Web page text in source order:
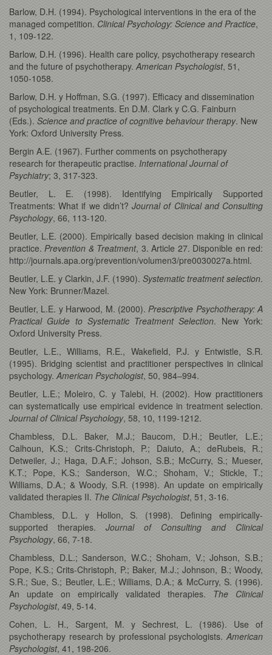
Barlow, D.H. (1994). Psychological interventions in the era of the
managed competition. Clinical Psychology: Science and Practice,
1, 109-122.
Barlow, D.H. (1996). Health care policy, psychotherapy research
and the future of psychotherapy.American Psychologist, 51,
1050-1058.
Barlow, D.H. y Hoffman, S.G. (1997). Efficacy and dissemination
of psychological treatments. En D.M. Clark y C.G. Fainburn
(Eds.). Science and practice of cognitive behaviour therapy. New
York: Oxford University Press.
Bergin A.E. (1967). Further comments on psychotherapy
research for therapeutic practise. International Journal of
Psychiatry; 3, 317-323.
Beutler, L. E. (1998). Identifying Empirically Supported
Treatments: What if we didn’t?Journal of Clinical and Consulting
Psychology, 66, 113-120.
Beutler, L.E. (2000). Empirically based decision making in clinical
practice.Prevention & Treatment, 3. Article 27. Disponible en red:
http://journals.apa.org/prevention/volumen3/pre0030027a.html.
Beutler, L.E. y Clarkin, J.F. (1990). Systematic treatment selection.
New York: Brunner/Mazel.
Beutler, L.E. y Harwood, M. (2000).Prescriptive Psychotherapy: A
Practical Guide to Systematic Treatment Selection. New York:
Oxford University Press.
Beutler, L.E., Williams, R.E., Wakefield, P.J. y Entwistle, S.R.
(1995). Bridging scientist and practitioner perspectives in clinical
psychology.American Psychologist, 50, 984–994.
Beutler, L.E.; Moleiro, C. y Talebi, H. (2002). How practitioners
can systematically use empirical evidence in treatment selection.
Journal of Clinical Psychology, 58, 10, 1199-1212.
Chambless, D.L. Baker, M.J.; Baucom, D.H.; Beutler, L.E.;
Calhoun, K.S.; Crits-Christoph, P.; Daiuto, A.; deRubeis, R.;
Detweiler, J.; Haga, D.A.F.; Johson, S.B.; McCurry, S.; Mueser,
K.T.; Pope, K.S.; Sanderson, W.C.; Shoham, V.; Stickle, T.;
Williams, D.A.; & Woody, S.R. (1998). An update on empirically
validated therapies II. The Clinical Psychologist, 51, 3-16.
Chambless, D.L. y Hollon, S. (1998). Defining empirically-
supported therapies. Journal of Consulting and Clinical
Psychology, 66, 7-18.
Chambless, D.L.; Sanderson, W.C.; Shoham, V.; Johson, S.B.;
Pope, K.S.; Crits-Christoph, P.; Baker, M.J.; Johnson, B.; Woody,
S.R.; Sue, S.; Beutler, L.E.; Williams, D.A.; & McCurry, S. (1996).
An update on empirically validated therapies. The Clinical
Psychologist, 49, 5-14.
Cohen, L. H., Sargent, M. y Sechrest, L. (1986). Use of
psychotherapy research by professional psychologists.American
Psychologist, 41, 198-206.